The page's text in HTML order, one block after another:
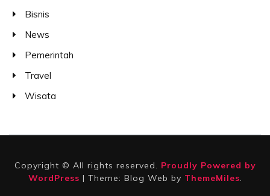
Bisnis
News
Pemerintah
Travel
Wisata
Copyright © All rights reserved. Proudly Powered by
WordPress | Theme: Blog Web by ThemeMiles